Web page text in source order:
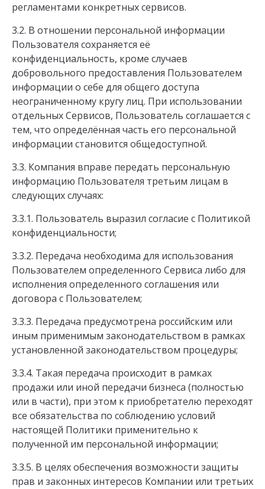
регламентами конкретных сервисов.
3.2. В отношении персональной информации
Пользователя сохраняется её
конфиденциальность, кроме случаев
добровольного предоставления Пользователем
информации о себе для общего доступа
неограниченному кругу лиц. При использовании
отдельных Сервисов, Пользователь соглашается с
тем, что определённая часть его персональной
информации становится общедоступной.
3.3. Компания вправе передать персональную
информацию Пользователя третьим лицам в
следующих случаях:
3.3.1. Пользователь выразил согласие с Политикой
конфиденциальности;
3.3.2. Передача необходима для использования
Пользователем определенного Сервиса либо для
исполнения определенного соглашения или
договора с Пользователем;
3.3.3. Передача предусмотрена российским или
иным применимым законодательством в рамках
установленной законодательством процедуры;
3.3.4. Такая передача происходит в рамках
продажи или иной передачи бизнеса (полностью
или в части), при этом к приобретателю переходят
все обязательства по соблюдению условий
настоящей Политики применительно к
полученной им персональной информации;
3.3.5. В целях обеспечения возможности защиты
прав и законных интересов Компании или третьих